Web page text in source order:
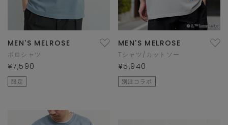
MEN'S MELROSE
ポロシャツ
¥7,590
限定
MEN'S MELROSE
Tシャツ/カットソー
¥5,940
別注コラボ